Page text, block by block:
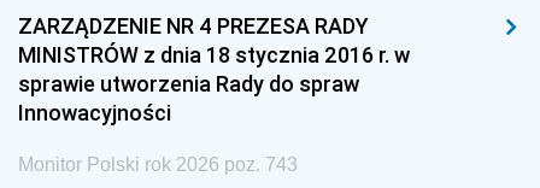
ZARZĄDZENIE NR 4 PREZESA RADY
MINISTRÓW z dnia 18 stycznia 2016 r. w
sprawie utworzenia Rady do spraw
Innowacyjności
Monitor Polski rok 2026 poz. 743